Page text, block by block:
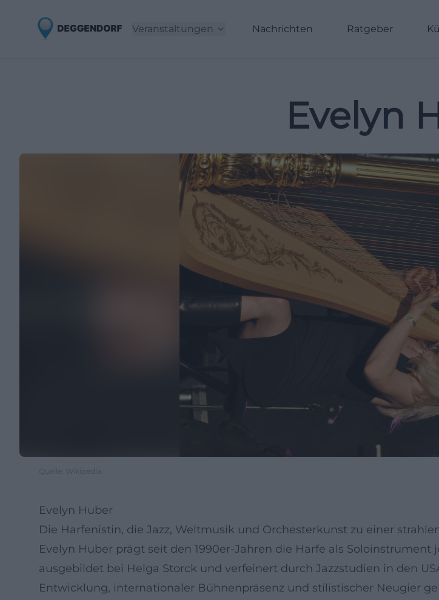
Veranstaltungen Nachrichten Ratgeber
Evelyn
Quelle: Wikipedia
Evelyn Huber
Die Harfenistin, die Jazz, Weltmusik und Orchesterkunst zu einer
Evelyn Huber prägt seit den 1990er-Jahren die Harfe als Soloinstrument
ausgebildet bei Helga Storck und verfeinert durch Jazzstudien in den
Entwicklung, internationaler Bühnenpräsenz und stilistischer Neugier